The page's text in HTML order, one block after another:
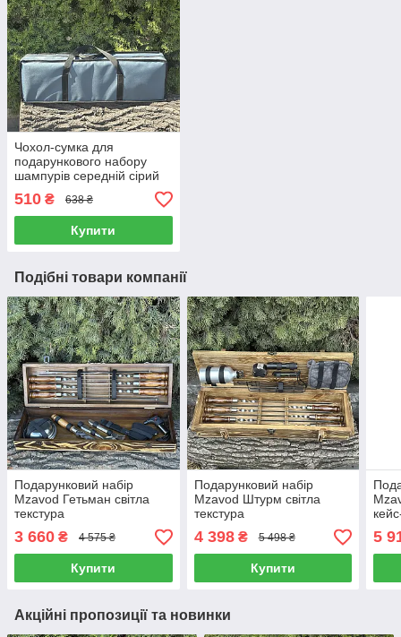
Чохол-сумка для
подарункового набору
шампурів середній сірий
510 ₴ 638 ₴
Купити
Подібні товари компанії
Подарунковий набір
Mzavod Гетьман світла
текстура
3 660 ₴ 4 575 ₴
Купити
Подарунковий набір
Mzavod Штурм світла
текстура
4 398₴ 5 498 ₴
Купити
5
Акційні пропозиції та новинки